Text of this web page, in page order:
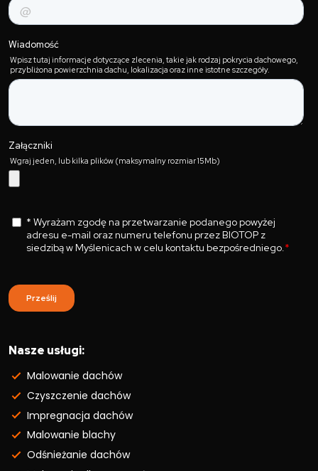
Nasze usługi:
Malowanie dachów
Czyszczenie dachów
Impregnacja dachów
Malowanie blachy
Odśnieżanie dachów